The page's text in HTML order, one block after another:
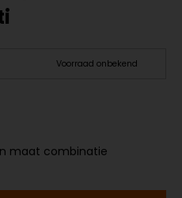
Voorraad onbekend
maat combinatie